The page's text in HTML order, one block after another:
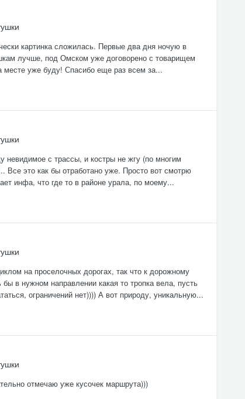
картинка сложилась. Первые два дня ночую в
лучше, под Омском уже договорено с товарищем
уже буду! Спасибо еще раз всем за...
с трассы, и костры не жгу (по многим
Все это как бы отработано уже. Просто вот смотрю
инфа, что где то в районе урала, по моему...
на проселочных дорогах, так что к дорожному
в нужном направлении какая то тропка вела, пусть
ограничений нет)))) А вот природу, уникальную...
отмечаю уже кусочек маршрута)))